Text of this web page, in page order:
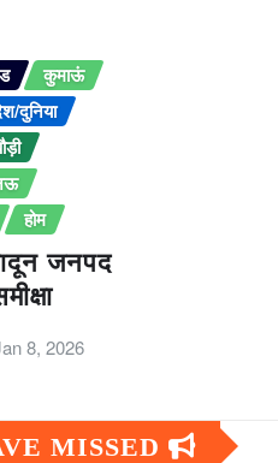
कुमाऊं
दुनिया
होम
जनपद
8, 2026
MISSED